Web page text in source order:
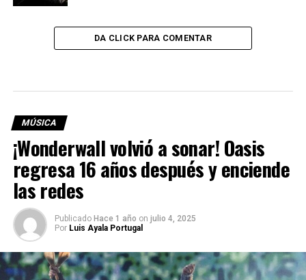
DA CLICK PARA COMENTAR
MÚSICA
¡Wonderwall volvió a sonar! Oasis
regresa 16 años después y enciende
las redes
Publicado Hace 1 año on julio 4, 2025
Por Luis Ayala Portugal